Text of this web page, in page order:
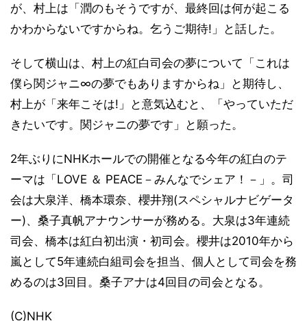
が、村上は「潤のもそうですが、最終回は何が起こる
かわからないですからね。乞うご期待!」と話した。
そして横山は、村上の紅白司会の夢について「これは
僕ら関ジャニ∞の夢でもありますからね」と期待し、
村上が「来年こそは!」と意気込むと、「やっていただ
きたいです。関ジャニの夢です」と願った。
2年ぶりにNHKホールでの開催となる今年の紅白のテ
ーマは「LOVE ＆ PEACE－みんなでシェア！－」。司
会は大泉洋、橋本環奈、櫻井翔(スペシャルナビゲータ
ー)、桑子真帆アナウンサーが務める。大泉は3年連続
司会、橋本は紅白初出演・初司会。櫻井は2010年から
嵐として5年連続白組司会を担当、個人として司会を務
めるのは3回目。桑子アナは4回目の司会となる。
(C)NHK